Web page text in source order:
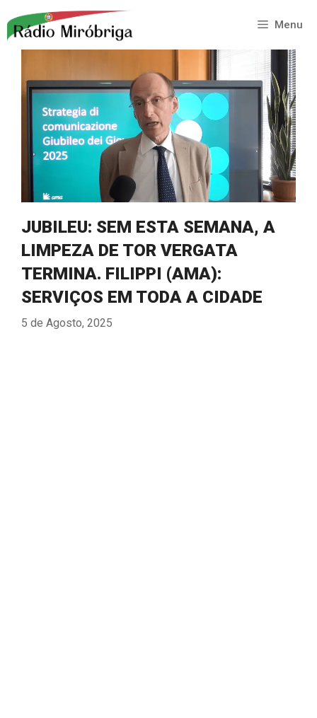
para
Menu
JUBILEU: SEM ESTA SEMANA, A
LIMPEZA DE TOR VERGATA
TERMINA. FILIPPI (AMA):
SERVIÇOS EM TODA A CIDADE
5 de Agosto, 2025